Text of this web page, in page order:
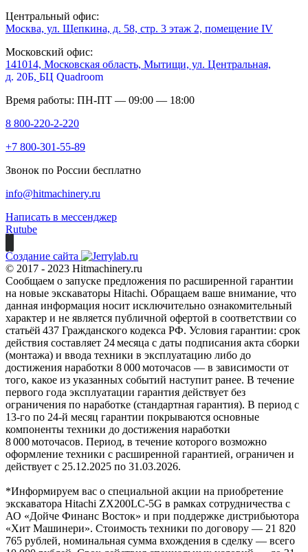
Центральный офис:
Москва, ул. Щепкина, д. 58, стр. 3 этаж 2, помещение IV
Московский офис:
141014, Московская область, Мытищи, ул. Центральная,
д. 20Б, БЦ Quadroom
Время работы: ПН-ПТ — 09:00 — 18:00
8 800-220-2-220
+7 800-301-55-89
Звонок по России бесплатно
info@hitmachinery.ru
Написать в мессенджер
Rutube
Создание сайта
© 2017 - 2023 Hitmachinery.ru
Сообщаем о запуске предложения по расширенной гарантии
на новые экскаваторы Hitachi. Обращаем ваше внимание, что
данная информация носит исключительно ознакомительный
характер и не является публичной офертой в соответствии со
статьёй 437 Гражданского кодекса РФ. Условия гарантии: срок
действия составляет 24 месяца с даты подписания акта сборки
(монтажа) и ввода техники в эксплуатацию либо до
достижения наработки 8 000 моточасов — в зависимости от
того, какое из указанных событий наступит ранее. В течение
первого года эксплуатации гарантия действует без
ограничения по наработке (стандартная гарантия). В период с
13‑го по 24‑й месяц гарантии покрываются основные
компоненты техники до достижения наработки
8 000 моточасов. Период, в течение которого возможно
оформление техники с расширенной гарантией, ограничен и
действует с 25.12.2025 по 31.03.2026.
*Информируем вас о специальной акции на приобретение
экскаватора Hitachi ZX200LC-5G в рамках сотрудничества с
АО «Дойче Финанс Восток» и при поддержке дистрибьютора
«Хит Машинери». Стоимость техники по договору — 21 820
765 рублей, номинальная сумма вхождения в сделку — всего